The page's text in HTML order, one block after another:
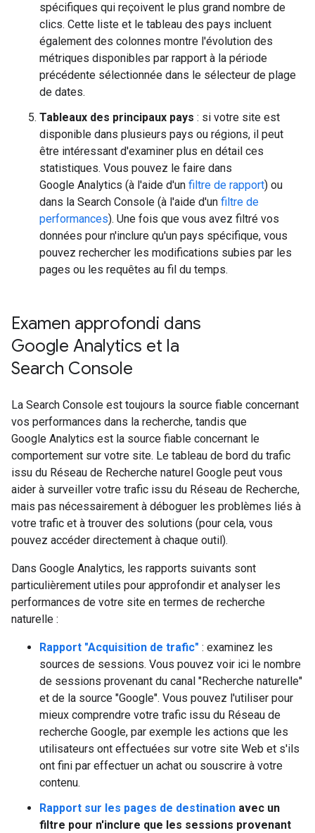
spécifiques qui reçoivent le plus grand nombre de
clics. Cette liste et le tableau des pays incluent
également des colonnes montre l'évolution des
métriques disponibles par rapport à la période
précédente sélectionnée dans le sélecteur de plage
de dates.
Tableaux des principaux pays : si votre site est
disponible dans plusieurs pays ou régions, il peut
être intéressant d'examiner plus en détail ces
statistiques. Vous pouvez le faire dans
Google Analytics (à l'aide d'un filtre de rapport) ou
dans la Search Console (à l'aide d'un filtre de
performances). Une fois que vous avez filtré vos
données pour n'inclure qu'un pays spécifique, vous
pouvez rechercher les modifications subies par les
pages ou les requêtes au fil du temps.
Examen approfondi dans
Google Analytics et la
Search Console
La Search Console est toujours la source fiable concernant
vos performances dans la recherche, tandis que
Google Analytics est la source fiable concernant le
comportement sur votre site. Le tableau de bord du trafic
issu du Réseau de Recherche naturel Google peut vous
aider à surveiller votre trafic issu du Réseau de Recherche,
mais pas nécessairement à déboguer les problèmes liés à
votre trafic et à trouver des solutions (pour cela, vous
pouvez accéder directement à chaque outil).
Dans Google Analytics, les rapports suivants sont
particulièrement utiles pour approfondir et analyser les
performances de votre site en termes de recherche
naturelle :
Rapport "Acquisition de trafic" : examinez les
sources de sessions. Vous pouvez voir ici le nombre
de sessions provenant du canal "Recherche naturelle"
et de la source "Google". Vous pouvez l'utiliser pour
mieux comprendre votre trafic issu du Réseau de
recherche Google, par exemple les actions que les
utilisateurs ont effectuées sur votre site Web et s'ils
ont fini par effectuer un achat ou souscrire à votre
contenu.
Rapport sur les pages de destination avec un
filtre pour n'inclure que les sessions provenant